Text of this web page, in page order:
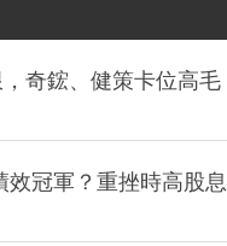
奇鋐、健策卡位高毛
效冠軍？重挫時高股息